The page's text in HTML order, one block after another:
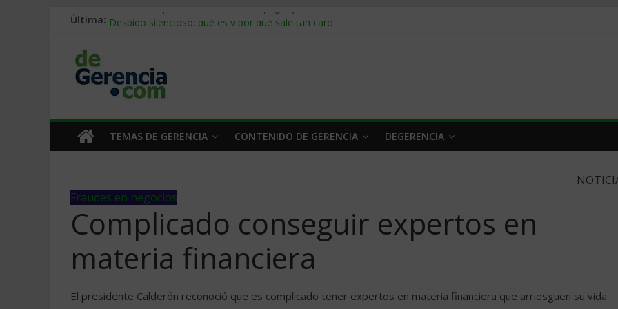
Última: Stablecoins para empresas: cómo pagar y cobrar en 2026
Trabajo forzoso en la cadena de suministro: qué hacer
Mercado hispano de EE. UU.: cómo segmentarlo y venderle
TEMAS DE GERENCIA CONTENIDO DE GERENCIA DEGERENCIA
Fraudes en negocios
Complicado conseguir expertos en
materia financiera
El presidente Calderón reconoció que es complicado tener expertos en materia financiera que arriesguen su vida